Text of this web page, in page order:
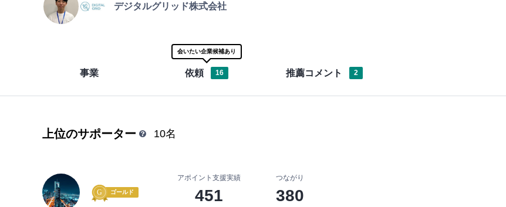
デジタルグリッド株式会社
事業
会いたい企業候補あり
依頼 16 推薦コメント 2
上位のサポーター 10名
ゴールド
アポイント支援実績
451
つながり
380
セールスハブについて詳しく知りたい方へ